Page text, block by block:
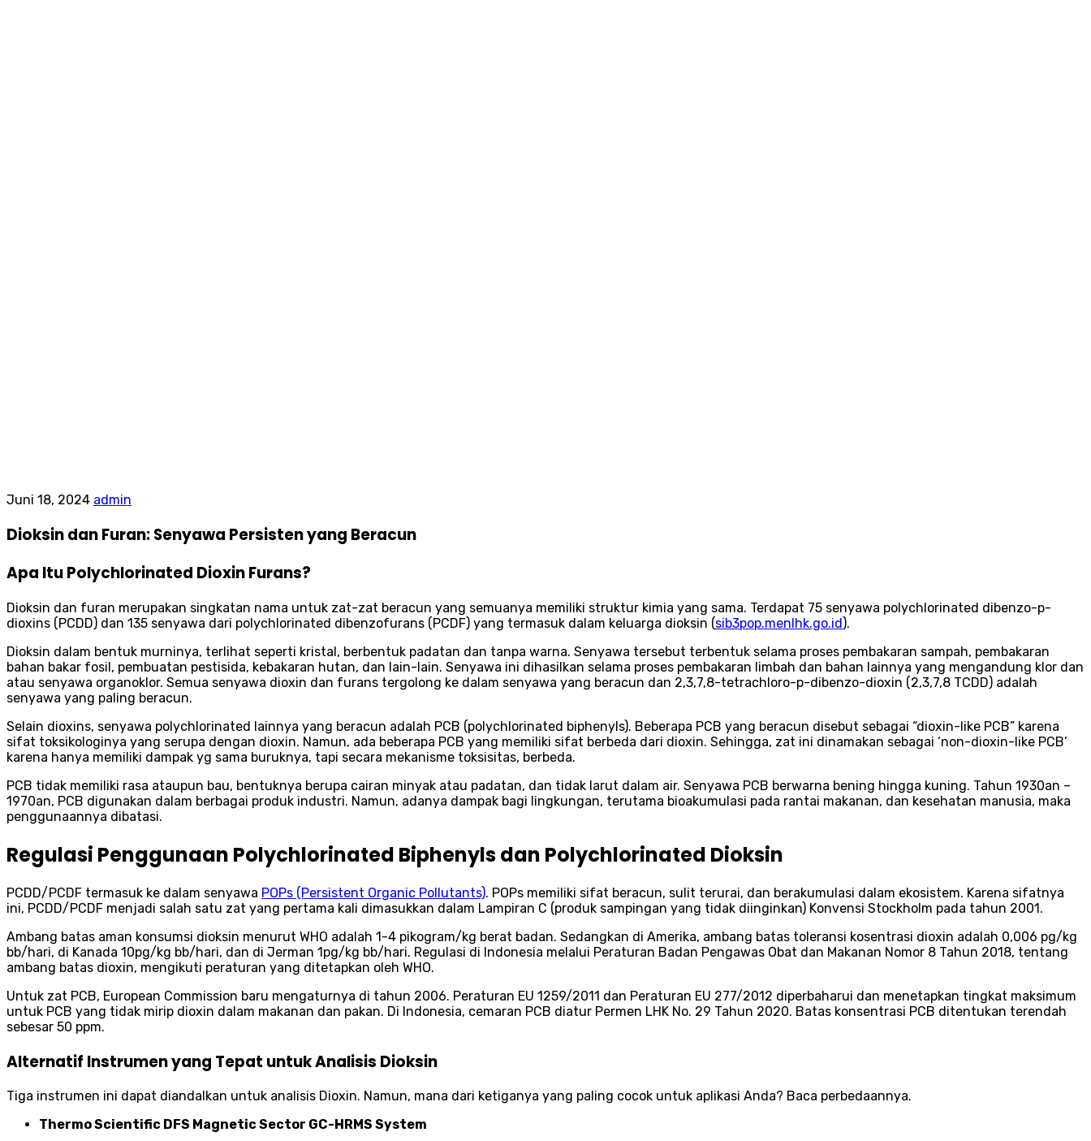
Juni 18, 2024 admin
Dioksin dan Furan: Senyawa Persisten yang Beracun
Apa Itu Polychlorinated Dioxin Furans?
Dioksin dan furan merupakan singkatan nama untuk zat-zat beracun yang semuanya memiliki struktur kimia yang sama. Terdapat 75 senyawa polychlorinated dibenzo-p-
dioxins (PCDD) dan 135 senyawa dari polychlorinated dibenzofurans (PCDF) yang termasuk dalam keluarga dioksin (sib3pop.menlhk.go.id).
Dioksin dalam bentuk murninya, terlihat seperti kristal, berbentuk padatan dan tanpa warna. Senyawa tersebut terbentuk selama proses pembakaran sampah, pembakaran
bahan bakar fosil, pembuatan pestisida, kebakaran hutan, dan lain-lain. Senyawa ini dihasilkan selama proses pembakaran limbah dan bahan lainnya yang mengandung klor dan
atau senyawa organoklor. Semua senyawa dioxin dan furans tergolong ke dalam senyawa yang beracun dan 2,3,7,8-tetrachloro-p-dibenzo-dioxin (2,3,7,8 TCDD) adalah
senyawa yang paling beracun.
Selain dioxins, senyawa polychlorinated lainnya yang beracun adalah PCB (polychlorinated biphenyls). Beberapa PCB yang beracun disebut sebagai “dioxin-like PCB” karena
sifat toksikologinya yang serupa dengan dioxin. Namun, ada beberapa PCB yang memiliki sifat berbeda dari dioxin. Sehingga, zat ini dinamakan sebagai ‘non-dioxin-like PCB’
karena hanya memiliki dampak yg sama buruknya, tapi secara mekanisme toksisitas, berbeda.
PCB tidak memiliki rasa ataupun bau, bentuknya berupa cairan minyak atau padatan, dan tidak larut dalam air. Senyawa PCB berwarna bening hingga kuning. Tahun 1930an –
1970an, PCB digunakan dalam berbagai produk industri. Namun, adanya dampak bagi lingkungan, terutama bioakumulasi pada rantai makanan, dan kesehatan manusia, maka
penggunaannya dibatasi.
Regulasi Penggunaan Polychlorinated Biphenyls dan Polychlorinated Dioksin
PCDD/PCDF termasuk ke dalam senyawa POPs (Persistent Organic Pollutants). POPs memiliki sifat beracun, sulit terurai, dan berakumulasi dalam ekosistem. Karena sifatnya
ini, PCDD/PCDF menjadi salah satu zat yang pertama kali dimasukkan dalam Lampiran C (produk sampingan yang tidak diinginkan) Konvensi Stockholm pada tahun 2001.
Ambang batas aman konsumsi dioksin menurut WHO adalah 1-4 pikogram/kg berat badan. Sedangkan di Amerika, ambang batas toleransi kosentrasi dioxin adalah 0,006 pg/kg
bb/hari, di Kanada 10pg/kg bb/hari, dan di Jerman 1pg/kg bb/hari. Regulasi di Indonesia melalui Peraturan Badan Pengawas Obat dan Makanan Nomor 8 Tahun 2018, tentang
ambang batas dioxin, mengikuti peraturan yang ditetapkan oleh WHO.
Untuk zat PCB, European Commission baru mengaturnya di tahun 2006. Peraturan EU 1259/2011 dan Peraturan EU 277/2012 diperbaharui dan menetapkan tingkat maksimum
untuk PCB yang tidak mirip dioxin dalam makanan dan pakan. Di Indonesia, cemaran PCB diatur Permen LHK No. 29 Tahun 2020. Batas konsentrasi PCB ditentukan terendah
sebesar 50 ppm.
Alternatif Instrumen yang Tepat untuk Analisis Dioksin
Tiga instrumen ini dapat diandalkan untuk analisis Dioxin. Namun, mana dari ketiganya yang paling cocok untuk aplikasi Anda? Baca perbedaannya.
Thermo Scientific DFS Magnetic Sector GC-HRMS System